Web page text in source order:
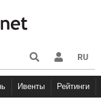
RU
Ивенты Рейтинги